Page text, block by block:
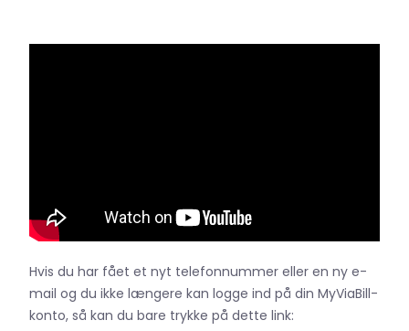
Hvis du har fået et nyt telefonnummer eller en ny e-
mail og du ikke længere kan logge ind på din MyViaBill-
konto, så kan du bare trykke på dette link: